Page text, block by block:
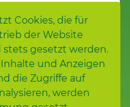
Cookies, die für
der Website
gesetzt werden.
und Anzeigen
die Zugriffe auf
werden